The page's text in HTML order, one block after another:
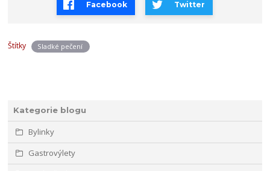
Kategorie blogu
Bylinky
Gastrovýlety
Facebook Twitter
Štítky Sladké pečení